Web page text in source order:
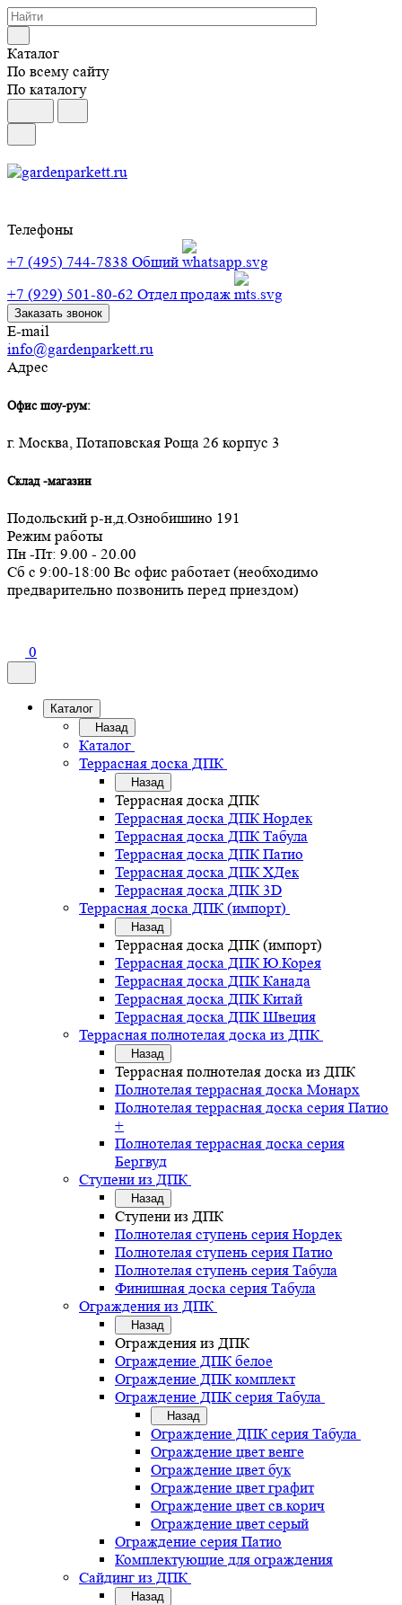
Каталог
По всему сайту
По каталогу
Телефоны
+7 (495) 744-7838 Общий
+7 (929) 501-80-62 Отдел продаж
Заказать звонок
E-mail
info@gardenparkett.ru
Адрес
Офис шоу-рум:
г. Москва, Потаповская Роща 26 корпус 3
Склад -магазин
Подольский р-н,д.Ознобишино 191
Режим работы
Пн -Пт: 9.00 - 20.00
Сб с 9:00-18:00 Вс офис работает (необходимо
предварительно позвонить перед приездом)
0
Каталог
Назад
Каталог
Террасная доска ДПК
Назад
Террасная доска ДПК
Террасная доска ДПК Нордек
Террасная доска ДПК Табула
Террасная доска ДПК Патио
Террасная доска ДПК ХДек
Террасная доска ДПК 3D
Террасная доска ДПК (импорт)
Назад
Террасная доска ДПК (импорт)
Террасная доска ДПК Ю.Корея
Террасная доска ДПК Канада
Террасная доска ДПК Китай
Террасная доска ДПК Швеция
Террасная полнотелая доска из ДПК
Назад
Террасная полнотелая доска из ДПК
Полнотелая террасная доска Монарх
Полнотелая террасная доска серия Патио
+
Полнотелая террасная доска серия
Бергвуд
Ступени из ДПК
Назад
Ступени из ДПК
Полнотелая ступень серия Нордек
Полнотелая ступень серия Патио
Полнотелая ступень серия Табула
Финишная доска серия Табула
Ограждения из ДПК
Назад
Ограждения из ДПК
Ограждение ДПК белое
Ограждение ДПК комплект
Ограждение ДПК серия Табула
Назад
Ограждение ДПК серия Табула
Ограждение цвет венге
Ограждение цвет бук
Ограждение цвет графит
Ограждение цвет св.корич
Ограждение цвет серый
Ограждение серия Патио
Комплектующие для ограждения
Сайдинг из ДПК
Назад